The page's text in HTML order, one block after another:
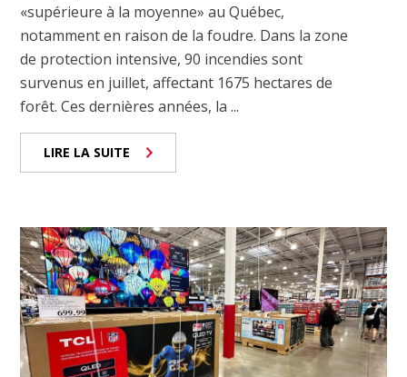
«supérieure à la moyenne» au Québec,
notamment en raison de la foudre. Dans la zone
de protection intensive, 90 incendies sont
survenus en juillet, affectant 1675 hectares de
forêt. Ces dernières années, la ...
LIRE LA SUITE